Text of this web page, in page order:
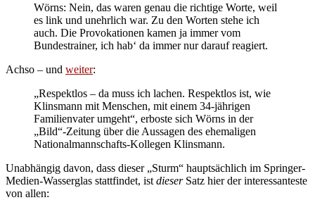
Wörns: Nein, das waren genau die richtige Worte, weil
es link und unehrlich war. Zu den Worten stehe ich
auch. Die Provokationen kamen ja immer vom
Bundestrainer, ich hab‘ da immer nur darauf reagiert.
Achso – und weiter:
„Respektlos – da muss ich lachen. Respektlos ist, wie
Klinsmann mit Menschen, mit einem 34-jährigen
Familienvater umgeht“, erboste sich Wörns in der
„Bild“-Zeitung über die Aussagen des ehemaligen
Nationalmannschafts-Kollegen Klinsmann.
Unabhängig davon, dass dieser „Sturm“ hauptsächlich im Springer-
Medien-Wasserglas stattfindet, ist dieserSatz hier der interessanteste
von allen: